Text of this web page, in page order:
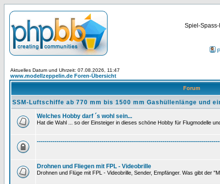
Spiel-
Aktuelles Datum und Uhrzeit: 07.08.2026, 11:47
www.modellzeppelin.de Foren-Übersicht
Forum
SSM-Luftschiffe ab 770 mm bis 1500 mm Gashüllenlänge und
Welches Hobby darf ´s wohl sein...
Hat die Wahl ... so der Einsteiger in dieses schöne Hobby für Flugmodelle
Drohnen und Fliegen mit FPL - Videobrille
Drohnen und Flüge mit FPL - Videobrille, Sender, Empfänger. Was gibt der